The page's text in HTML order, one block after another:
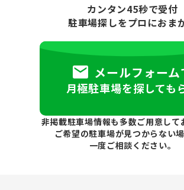
カンタン45秒で受付
駐車場探しをプロにおま
メールフォーム
月極駐車場を探しても
非掲載駐車場情報も多数ご用意して
ご希望の駐車場が見つからない
一度ご相談ください。